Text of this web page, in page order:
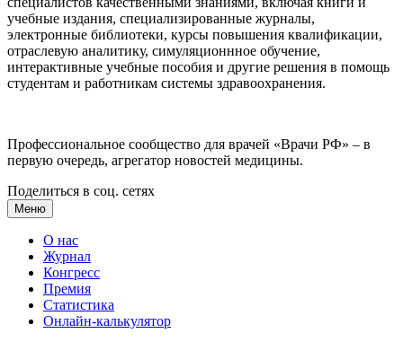
учебные издания, специализированные журналы,
электронные библиотеки, курсы повышения квалификации,
отраслевую аналитику, симуляционнное обучение,
интерактивные учебные пособия и другие решения в помощь
студентам и работникам системы здравоохранения.
Профессиональное сообщество для врачей «Врачи РФ» – в
первую очередь, агрегатор новостей медицины.
Поделиться в соц. сетях
Меню
О нас
Журнал
Конгресс
Премия
Статистика
Онлайн-калькулятор